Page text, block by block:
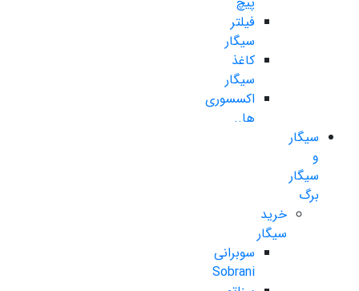
فیلتر
سیگار
کاغذ
سیگار
اکسسوری
ها..
سیگار
و
سیگار
برگ
خرید
سیگار
سوبرانی
Sobrani